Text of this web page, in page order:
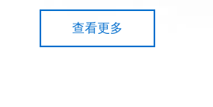
查看更多